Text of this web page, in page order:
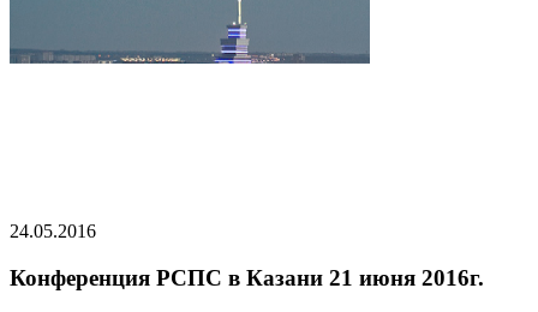
24.05.2016
Конференция РСПС в Казани 21 июня 2016г.